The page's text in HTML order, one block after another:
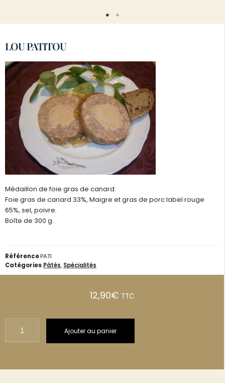
LOU PATITOU
Médaillon de foie gras de canard.
Foie gras de canard 33%, Maigre et gras de porc label rouge
65%, sel, poivre.
Boîte de 300 g.
RéférencePATI
Catégories Pâtés, Spécialités
12,90€ TTC
Ajouter au panier